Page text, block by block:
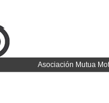
Asociación Mutua